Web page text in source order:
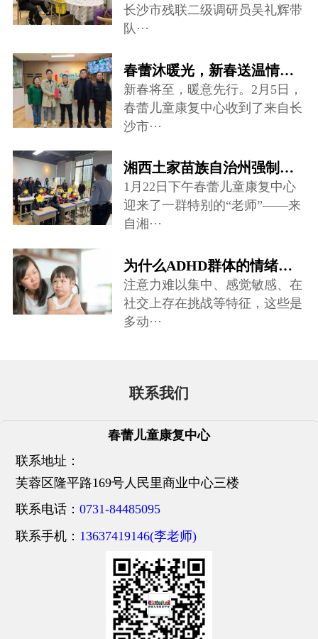
长沙市残联二级调研员吴礼辉带
队···
春蕾沐暖光，新春送温情——爱心慰问走进儿童康复中心
新春将至，暖意先行。2月5日，
春蕾儿童康复中心收到了来自长
沙市···
湘西土家苗族自治州强制隔离戒毒所禁毒宣讲团队来到春蕾儿童康复中心···
1月22日下午春蕾儿童康复中心
迎来了一群特别的“老师”——来
自湘···
为什么ADHD群体的情绪调节存在很大困难？
注意力难以集中、感觉敏感、在
社交上存在挑战等特征，这些是
多动···
联系我们
春蕾儿童康复中心
联系地址：
芙蓉区隆平路169号人民里商业中心三楼
联系电话：0731-84485095
联系手机： 13637419146(李老师)